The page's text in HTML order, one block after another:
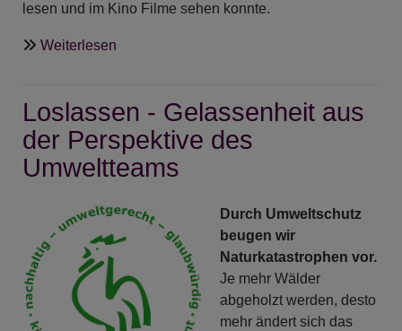
lesen und im Kino Filme sehen konnte.
Weiterlesen
Müssen
Loslassen - Gelassenheit aus
der Perspektive des
Umweltteams
Durch Umweltschutz
beugen wir
Naturkatastrophen vor.
Je mehr Wälder
abgeholzt werden, desto
mehr ändert sich das